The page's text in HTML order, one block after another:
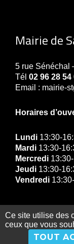
Mairie de
5 rue Sénéchal
Tél 02 96 28 54
Email : mairie-
Horaires
Lundi 13:30-
Mardi 13:30-
Mercredi
Jeudi 13:30-
Vendredi
© Copyright
Gestion des
Ce site utilise des
ceux que vous
TOUT